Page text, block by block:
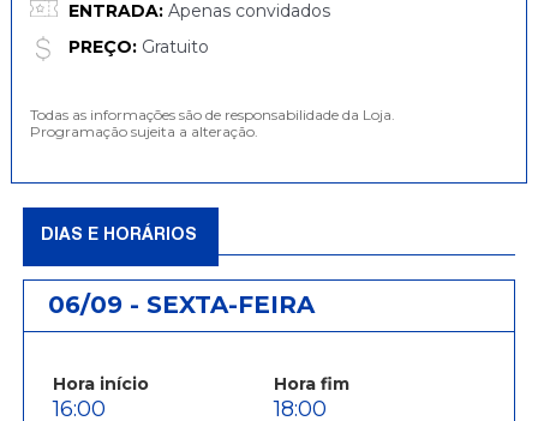
ENTRADA:Apenas convidados
PREÇO:Gratuito
Todas as informações são de responsabilidade da Loja.
Programação sujeita a alteração.
DIAS E HORÁRIOS
06/09 - SEXTA-FEIRA
Hora início Hora fim
16:00 18:00